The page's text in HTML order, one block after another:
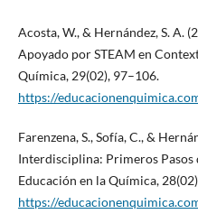
Acosta, W., & Hernández, S. A.
Apoyado por STEAM en
Química, 29(02), 97–106.
https://
Farenzena, S., Sofía, C., &
Interdisciplina: Primeros Pasos
Educación en la Química,
https://